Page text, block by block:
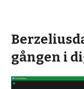
gången i